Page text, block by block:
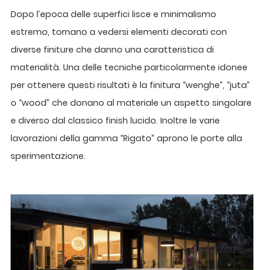
Dopo l’epoca delle superfici lisce e minimalismo
estremo, tornano a vedersi elementi decorati con
diverse finiture che danno una caratteristica di
materialità. Una delle tecniche particolarmente idonee
per ottenere questi risultati è la finitura “wenghe”, “juta”
o “wood” che donano al materiale un aspetto singolare
e diverso dal classico finish lucido. Inoltre le varie
lavorazioni della gamma “Rigato” aprono le porte alla
sperimentazione.